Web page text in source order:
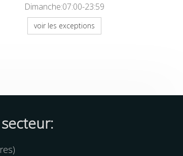
Dimanche:07:00-23:59
voir les exceptions